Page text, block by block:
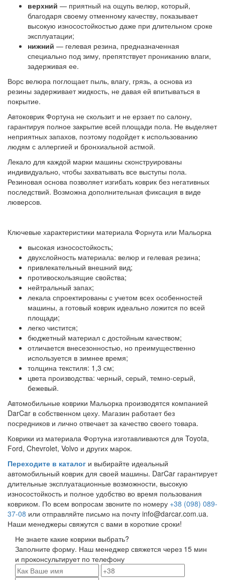
верхний — приятный на ощупь велюр, который,
благодаря своему отменному качеству, показывает
высокую износостойкостью даже при длительном сроке
эксплуатации;
нижний — гелевая резина, предназначенная
специально под зиму, препятствует прониканию влаги,
задерживая ее.
Ворс велюра поглощает пыль, влагу, грязь, а основа из
резины задерживает жидкость, не давая ей впитываться в
покрытие.
Автоковрик Фортуна не скользит и не ерзает по салону,
гарантируя полное закрытие всей площади пола. Не выделяет
неприятных запахов, поэтому подойдет к использованию
людям с аллергией и бронхиальной астмой.
Лекало для каждой марки машины сконструированы
индивидуально, чтобы захватывать все выступы пола.
Резиновая основа позволяет изгибать коврик без негативных
последствий. Возможна дополнительная фиксация в виде
люверсов.
Ключевые характеристики материала Форнута или Мальорка
высокая износостойкость;
двухслойность материала: велюр и гелевая резина;
привлекательный внешний вид;
противоскользящие свойства;
нейтральный запах;
лекала спроектированы с учетом всех особенностей
машины, а готовый коврик идеально ложится по всей
площади;
легко чистится;
бюджетный материал с достойным качеством;
отличается внесезонностью, но преимущественно
используется в зимнее время;
толщина текстиля: 1,3 см;
цвета производства: черный, серый, темно-серый,
бежевый.
Автомобильные коврики Мальорка производятся компанией
DarCar в собственном цеху. Магазин работает без
посредников и лично отвечает за качество своего товара.
Коврики из материала Фортуна изготавливаются для Toyota,
Ford, Chevrolet, Volvo и других марок.
Переходите в каталог и выбирайте идеальный
автомобильный коврик для своей машины. DarCar гарантирует
длительные эксплуатационные возможности, высокую
износостойкость и полное удобство во время пользования
ковриком. По всем вопросам звоните по номеру +38 (098) 089-
37-08 или отправляйте письмо на почту info@darcar.com.ua.
Наши менеджеры свяжутся с вами в короткие сроки!
Не знаете какие коврики выбрать?
Заполните форму. Наш менеджер свяжется через 15 мин
и проконсультирует по телефону